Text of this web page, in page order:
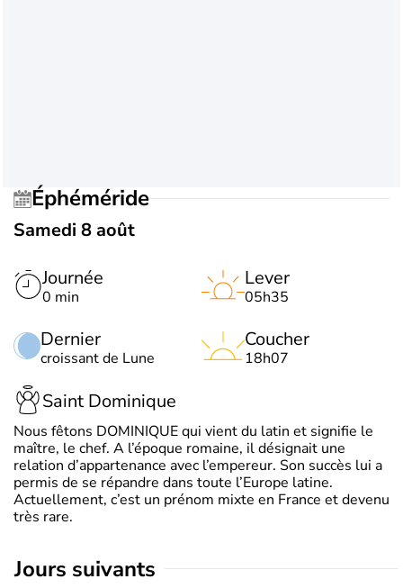
Éphéméride
Samedi 8 août
Journée
0 min
Dernier
croissant de Lune
Lever
05h35
Coucher
18h07
Saint Dominique
Nous fêtons DOMINIQUE qui vient du latin et signifie le
maître, le chef. A l’époque romaine, il désignait une
relation d’appartenance avec l’empereur. Son succès lui a
permis de se répandre dans toute l’Europe latine.
Actuellement, c’est un prénom mixte en France et devenu
très rare.
jours suivants